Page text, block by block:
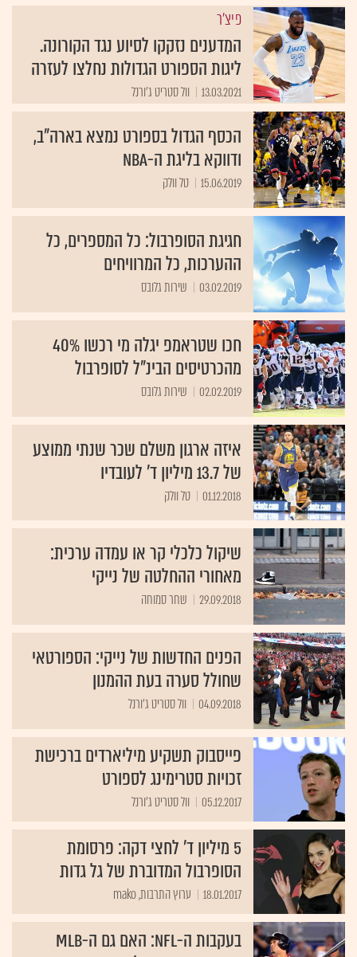
פיצ'ר
המדענים נזקקו לסיוע נגד הקורונה.
ליגות הספורט הגדולות נחלצו לעזרה
13.03.2021 וול סטריט ג'ורנל
הכסף הגדול בספורט נמצא בארה"ב,
ודווקא בליגת ה-NBA
15.06.2019 טל וולק
חגיגת הסופרבול: כל המספרים, כל
ההערכות, כל המרוויחים
03.02.2019 שירות גלובס
חכו שטראמפ יגלה מי רכשו 40%
מהכרטיסים הבינ"ל לסופרבול
02.02.2019 שירות גלובס
איזה ארגון משלם שכר שנתי ממוצע
של 13.7 מיליון ד' לעובדיו
01.12.2018 טל וולק
שיקול כלכלי קר או עמדה ערכית:
מאחורי ההחלטה של נייקי
29.09.2018 שחר סמוחה
הפנים החדשות של נייקי: הספורטאי
שחולל סערה בעת ההמנון
04.09.2018 וול סטריט ג'ורנל
פייסבוק תשקיע מיליארדים ברכישת
זכויות סטרימינג לספורט
05.12.2017 וול סטריט ג'ורנל
5 מיליון ד' לחצי דקה: פרסומת
הסופרבול המדוברת של גל גדות
18.01.2017 ערוץ התרבות, mako
בעקבות ה-NFL: האם גם ה-MLB